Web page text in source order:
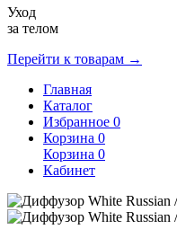
Уход
за телом
Перейти к товарам →
Главная
Каталог
Избранное 0
Корзина 0
Корзина 0
Кабинет